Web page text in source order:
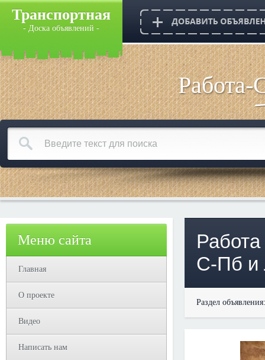
Транспортная
- Доска объявлений -
Меню сайта
Главная
О проекте
Видео
Написать нам
С-Пб и
Раздел